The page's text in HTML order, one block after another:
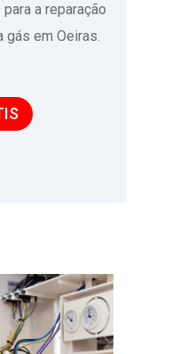
a reparação
gás em Oeiras.